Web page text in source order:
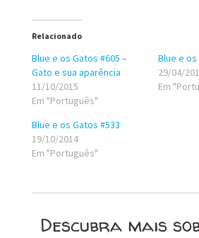
Relacionado
Blue e os Gatos #605 –
Gato e sua aparência
11/10/2015
Em "Português"
Blue e
29/04/
Em
Blue e os Gatos #533
19/10/2014
Em "Português"
Descubra mais